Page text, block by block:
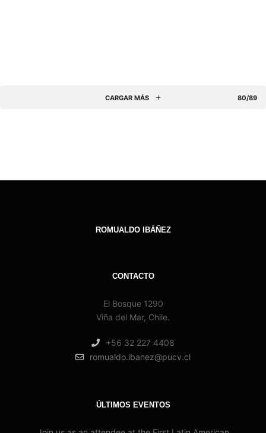
CARGAR MÁS 80/89
ROMUALDO IBÁÑEZ
CONTACTO
El Bosque 1290
Viña del Mar, Chile.
+56 32 227 4408
romualdo.ibanez@pucv.cl
ÚLTIMOS EVENTOS